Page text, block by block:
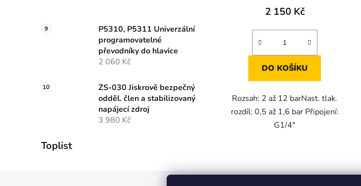
P5310, P5311 Univerzální
programovatelné
převodníky do hlavice
2 060 Kč
ZS-030 Jiskrově bezpečný
odděl. člen a stabilizovaný
napájecí zdroj
3 980 Kč
Toplist
2 150 Kč
DO KOŠÍKU
Rozsah: 2 až 12 barNast. tlak.
rozdíl: 0,5 až 1,6 bar Připojení:
G1/4"